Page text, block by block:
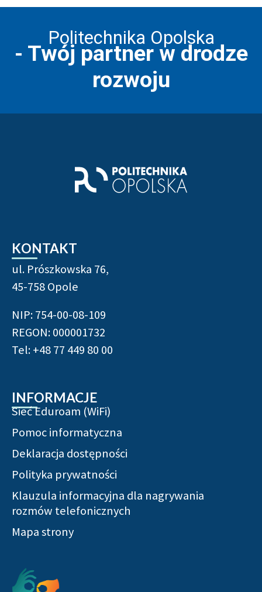
Politechnika Opolska
- Twój partner w drodze
rozwoju
KONTAKT
ul. Prószkowska 76,
45-758 Opole
NIP: 754-00-08-109
REGON: 000001732
Tel: +48 77 449 80 00
INFORMACJE
Sieć Eduroam (WiFi)
Pomoc informatyczna
Deklaracja dostępności
Polityka prywatności
Klauzula informacyjna dla nagrywania
rozmów telefonicznych
Mapa strony
Serwisy społecznościowe